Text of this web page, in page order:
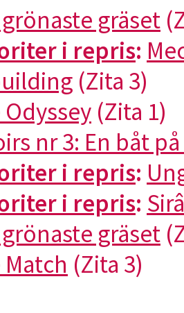
gräset
i repris:
(Zita 3)
(Zita 1)
nr 3: En båt
i repris:
i repris:
gräset
(Zita 3)